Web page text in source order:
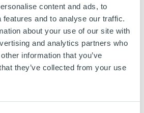
content and ads, to
features and to analyse our traffic.
about your use of our site with
and analytics partners who
information that you’ve
they’ve collected from your use